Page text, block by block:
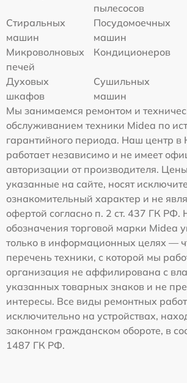
пылесосов
Стиральных
машин
Посудомоечных
машин
Микроволновых
печей
Кондиционеров
Духовых
шкафов
Сушильных
машин
Мы занимаемся ремонтом и
обслуживанием техники Midea по
гарантийного периода. Наш центр в
работает независимо и не имеет
авторизации от производителя.
указанные на сайте, носят
ознакомительный характер и не
офертой согласно п. 2 ст. 437 ГК РФ.
обозначения торговой марки Midea
только в информационных целях —
перечень техники, с которой мы
организация не аффилирована с
указанных товарных знаков и не
интересы. Все виды ремонтных
исключительно на устройствах,
законном гражданском обороте, в
1487 ГК РФ.